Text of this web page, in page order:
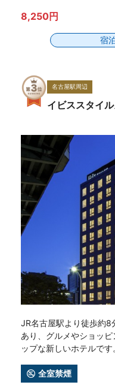
8,250円
宿
名古屋駅周辺
イビススタイ
JR名古屋駅より徒歩約8
あり、グルメやショッ
ップな新しいホテルです
全室禁煙